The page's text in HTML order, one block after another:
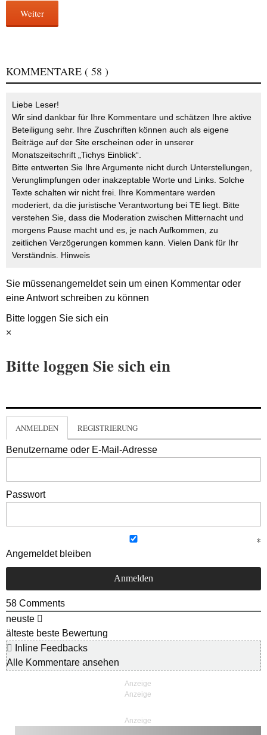
Weiter
KOMMENTARE ( 58 )
Liebe Leser!
Wir sind dankbar für Ihre Kommentare und schätzen Ihre aktive
Beteiligung sehr. Ihre Zuschriften können auch als eigene
Beiträge auf der Site erscheinen oder in unserer
Monatszeitschrift „Tichys Einblick“.
Bitte entwerten Sie Ihre Argumente nicht durch Unterstellungen,
Verunglimpfungen oder inakzeptable Worte und Links. Solche
Texte schalten wir nicht frei. Ihre Kommentare werden
moderiert, da die juristische Verantwortung bei TE liegt. Bitte
verstehen Sie, dass die Moderation zwischen Mitternacht und
morgens Pause macht und es, je nach Aufkommen, zu
zeitlichen Verzögerungen kommen kann. Vielen Dank für Ihr
Verständnis. Hinweis
Sie müssenangemeldetsein um einen Kommentar oder
eine Antwort schreiben zu können
Bitte loggen Sie sich ein
×
Bitte loggen Sie sich ein
ANMELDEN REGISTRIERUNG
Benutzername oder E-Mail-Adresse
Passwort
Angemeldet bleiben
58 Comments
neuste
älteste beste Bewertung
Inline Feedbacks
Alle Kommentare ansehen
Anzeige